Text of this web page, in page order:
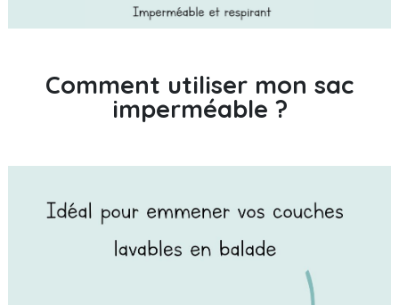
Comment utiliser mon sac
imperméable ?